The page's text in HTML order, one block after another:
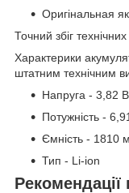
Оригінальная
Точний збіг
Характерики
штатним технічним
Напруга - 3,82 В
Потужність -
Ємність - 1810
Тип - Li-ion
Рекомендації